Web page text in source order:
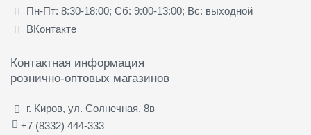
Пн-Пт: 8:30-18:00; Сб: 9:00-13:00; Вс: выходной
ВКонтакте
Контактная информация
рознично-оптовых магазинов
г. Киров, ул. Солнечная, 8в
+7 (8332) 444-333